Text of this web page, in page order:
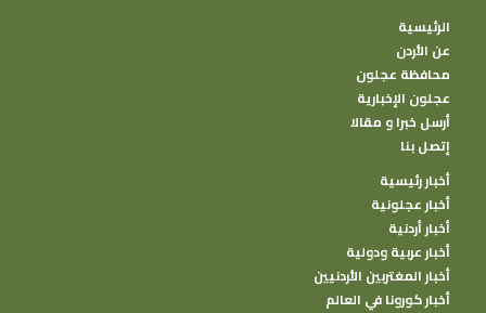
الرئيسية
عن الأردن
محافظة عجلون
عجلون الإخبارية
أرسل خبرا و مقالا
إتصل بنا
أخبار رئيسية
أخبار عجلونية
أخبار أردنية
أخبار عربية ودولية
أخبار المغتربين الأردنيين
أخبار كورونا في العالم